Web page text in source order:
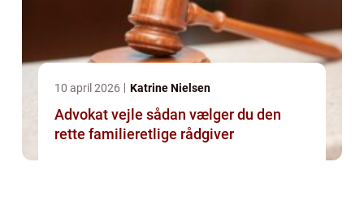
10 april 2026 Katrine Nielsen
Advokat vejle sådan vælger du den
rette familieretlige rådgiver